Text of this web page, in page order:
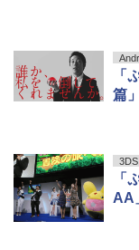
「
篇
3DS
「
AA